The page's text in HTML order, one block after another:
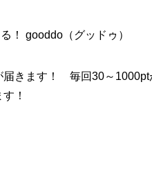
！ gooddo（グッドゥ）
きます！ 毎回30～1000pt
！